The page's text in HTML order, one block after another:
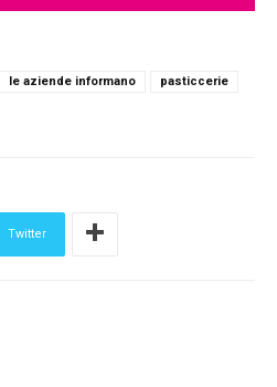
le aziende informano
pasticcerie
Twitter